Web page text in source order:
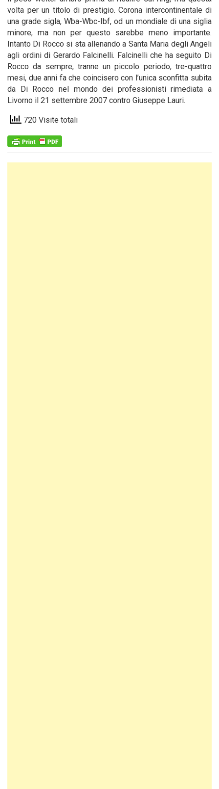
volta per un titolo di prestigio. Corona intercontinentale di
una grade sigla, Wba-Wbc-Ibf, od un mondiale di una siglia
minore, ma non per questo sarebbe meno importante.
Intanto Di Rocco si sta allenando a Santa Maria degli Angeli
agli ordini di Gerardo Falcinelli. Falcinelli che ha seguito Di
Rocco da sempre, tranne un piccolo periodo, tre-quattro
mesi, due anni fa che coincisero con l’unica sconfitta subita
da Di Rocco nel mondo dei professionisti rimediata a
Livorno il 21 settembre 2007 contro Giuseppe Lauri.
720 Visite totali